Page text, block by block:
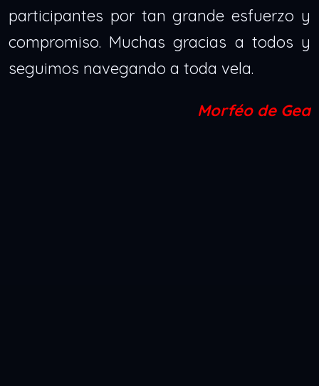
participantes por tan grande esfuerzo y
compromiso. Muchas gracias a todos y
seguimos navegando a toda vela.
Morféo de Gea